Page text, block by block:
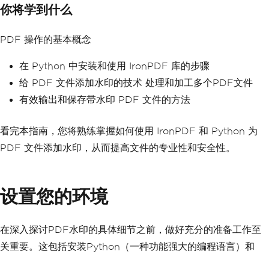
你将学到什么
PDF 操作的基本概念
在 Python 中安装和使用 IronPDF 库的步骤
给 PDF 文件添加水印的技术 处理和加工多个PDF文件
有效输出和保存带水印 PDF 文件的方法
看完本指南，您将熟练掌握如何使用 IronPDF 和 Python 为
PDF 文件添加水印，从而提高文件的专业性和安全性。
设置您的环境
在深入探讨PDF水印的具体细节之前，做好充分的准备工作至
关重要。这包括安装Python（一种功能强大的编程语言）和